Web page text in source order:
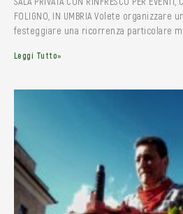
FOLIGNO, IN UMBRIA Volete organizzare
festeggiare una ricorrenza particolare
Leggi Tutto»